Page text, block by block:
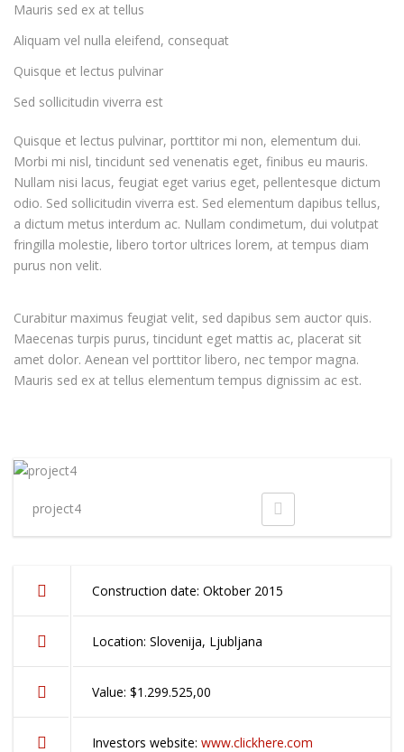
Mauris sed ex at tellus
Aliquam vel nulla eleifend, consequat
Quisque et lectus pulvinar
Sed sollicitudin viverra est
Quisque et lectus pulvinar, porttitor mi non, elementum dui.
Morbi mi nisl, tincidunt sed venenatis eget, finibus eu mauris.
Nullam nisi lacus, feugiat eget varius eget, pellentesque dictum
odio. Sed sollicitudin viverra est. Sed elementum dapibus tellus,
a dictum metus interdum ac. Nullam condimetum, dui volutpat
fringilla molestie, libero tortor ultrices lorem, at tempus diam
purus non velit.
Curabitur maximus feugiat velit, sed dapibus sem auctor quis.
Maecenas turpis purus, tincidunt eget mattis ac, placerat sit
amet dolor. Aenean vel porttitor libero, nec tempor magna.
Mauris sed ex at tellus elementum tempus dignissim ac est.
project4
Construction date: Oktober 2015
Location: Slovenija, Ljubljana
Value: $1.299.525,00
Investors website: www.clickhere.com